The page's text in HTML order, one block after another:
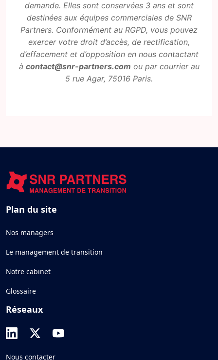
demande. Elles sont conservées 3 ans et sont
destinées aux équipes commerciales de SNR
Partners. Conformément au RGPD, vous pouvez
exercer votre droit d’accès, de rectification,
d’effacement et d’opposition en nous contactant
à contact@snr-partners.com ou par courrier au
5 rue Agar, 75016 Paris.
Plan du site
Nos managers
Le management de transition
Notre cabinet
Glossaire
Réseaux
Nous contacter